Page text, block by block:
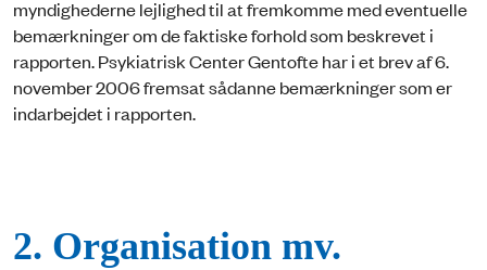
myndighederne lejlighed til at fremkomme med eventuelle
bemærkninger om de faktiske forhold som beskrevet i
rapporten. Psykiatrisk Center Gentofte har i et brev af 6.
november 2006 fremsat sådanne bemærkninger som er
indarbejdet i rapporten.
2. Organisation mv.